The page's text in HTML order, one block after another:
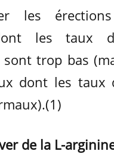
les
les taux
trop bas
dont les taux
de la L-